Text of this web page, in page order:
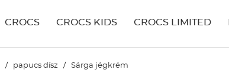
CROCS CROCS KIDS CROCS LIMITED
/ papucs dísz / Sárga jégkrém